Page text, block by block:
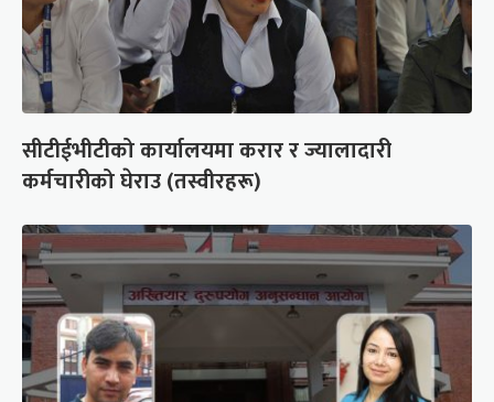
सीटीईभीटीको कार्यालयमा करार र ज्यालादारी
कर्मचारीको घेराउ (तस्वीरहरू)